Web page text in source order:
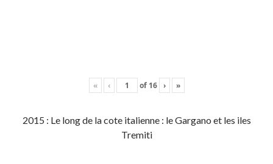
« ‹ of 16 › »
2015 : Le long de la cote italienne : le Gargano et les iles
Tremiti